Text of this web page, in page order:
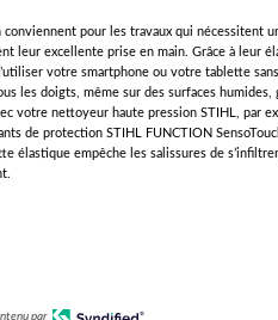
conviennent pour les travaux qui nécessitent
leur excellente prise en main. Grâce à leur
votre smartphone ou votre tablette
les doigts, même sur des surfaces humides,
votre nettoyeur haute pression STIHL, par
de protection STIHL FUNCTION
élastique empêche les salissures de
par